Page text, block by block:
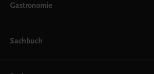
AHS
EWF/ZWF
FW
Gastronomie
Getränke
Service
Sachbuch